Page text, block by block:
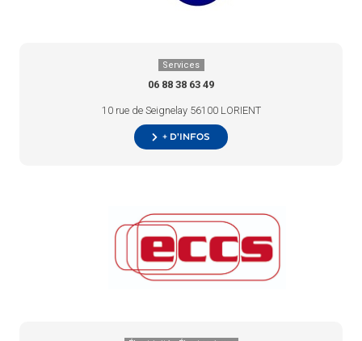
Services
06 88 38 63 49
10 rue de Seignelay 56100 LORIENT
+ d’infos